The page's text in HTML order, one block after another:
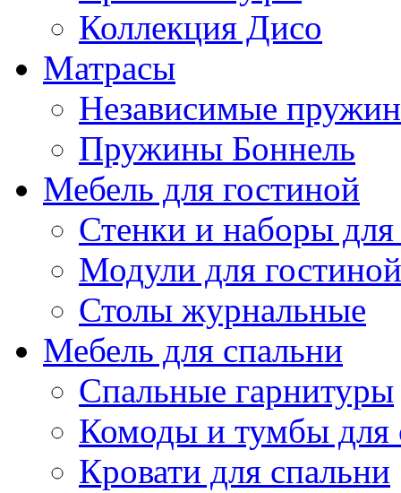
Коллекция Дисо
Матрасы
Независимые
Пружины Боннель
Мебель для гостиной
Стенки и наборы для
Модули для гостиной
Столы журнальные
Мебель для спальни
Спальные гарнитуры
Комоды и тумбы для
Кровати для спальни